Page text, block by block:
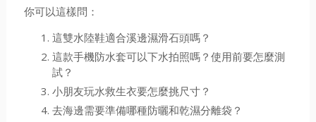
你可以這樣問：
這雙水陸鞋適合溪邊濕滑石頭嗎？
這款手機防水套可以下水拍照嗎？使用前要怎麼測
試？
小朋友玩水救生衣要怎麼挑尺寸？
去海邊需要準備哪種防曬和乾濕分離袋？